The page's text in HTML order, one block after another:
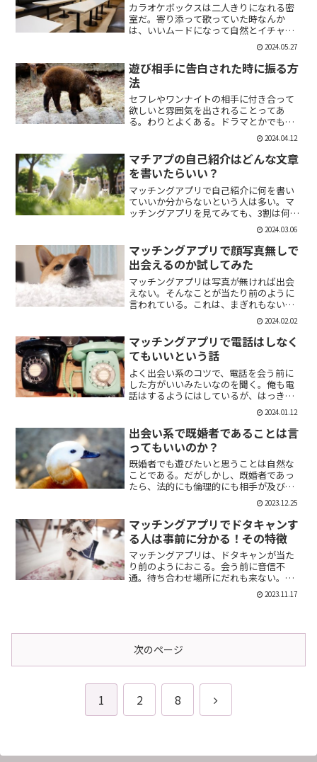
カラオケボックスは二人きりになれる密
室だ。寄り添って歌っていた時なんか
は、いいムードになって自然とイチャイ
チャしはじめてしまうこともある。俺も
よく出会い系で知り合った人とカラオケ
にいったりする。相手もその気だったり
するから、なんかいいムード...
2024.05.27
遊び相手に告白された時に振る方
法
セフレやワンナイトの相手に付き合って
欲しいと雰囲気を出されることってあ
る。わりとよくある。ドラマとかでも、
「1回やっただけで恋人面するな。」みた
いなのがあるけど、現実でもよくある。
そんな時に、相手を気付つけずいかに波
風立てずに振るか。遊び人...
2024.04.12
マチアプの自己紹介はどんな文章
を書いたらいい？
マッチングアプリで自己紹介に何を書い
ていいか分からないという人は多い。マ
ッチングアプリを見てみても、3割は何も
書いていない人がいる。なかには、何を
書いていいか分かりませんー。とだけ書
いている人も。なので、今回の記事はマ
チアプのプロフィールの...
2024.03.06
マッチングアプリで顔写真無しで
出会えるのか試してみた
マッチングアプリは写真が無ければ出会
えない。そんなことが当たり前のように
言われている。これは、まぎれもない事
実だと思う。自分が使う時に写真を載せ
ていない人は無視するし、相手をするに
しても適当にあしらう。写真無しで出会
えるのは、お金が発生する...
2024.02.02
マッチングアプリで電話はしなく
てもいいという話
よく出会い系のコツで、電話を会う前に
した方がいいみたいなのを聞く。俺も電
話はするようにはしているが、はっきり
言っちゃうと電話なんていらない。よっ
ぽど話術や声に自信ある人だけすればい
いと思っている。では、その理由を語っ
ていこう。電話を嫌がる人...
2024.01.12
出会い系で既婚者であることは言
ってもいいのか？
既婚者でも遊びたいと思うことは自然な
ことである。だがしかし、既婚者であっ
たら、法的にも倫理的にも相手が及び腰
になることは明らかだ。では、既婚者で
あることを言わない方がいいのか。否、
それは違う。既婚者であることを伝える
メリット出会い系で既婚者...
2023.12.25
マッチングアプリでドタキャンす
る人は事前に分かる！その特徴
マッチングアプリは、ドタキャンが当た
り前のようにおこる。会う前に音信不
通。待ち合わせ場所にだれも来ない。そ
んなの普通だ。迷惑な話だが、このドタ
キャン野郎どもは見分けることができ
2023.11.17
次のページ
1 2 8
次